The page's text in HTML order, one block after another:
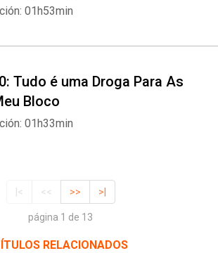
01h53min
Tudo é uma Droga Para As
Bloco
01h33min
|< << >> >|
página 1 de 13
RELACIONADOS